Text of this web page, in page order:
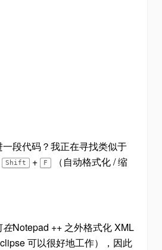
段代码？我正在寻找类似于
Shift + F
（自动格式化 / 缩
在Notepad ++ 之外格式化 XML
可以很好地工作），因此